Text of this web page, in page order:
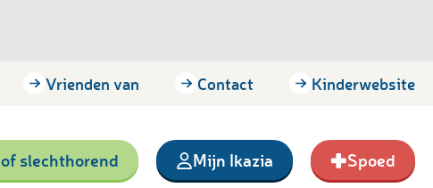
Vrienden van Contact Kinderwebsite
slechthorend Mijn Ikazia Spoed